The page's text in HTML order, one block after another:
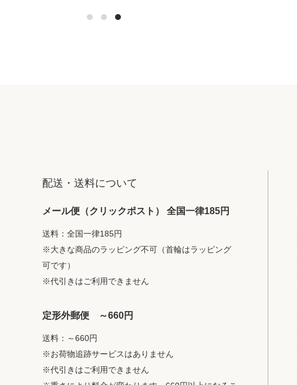
配送・送料について
メール便（クリックポスト） 全国一律185円
送料：全国一律185円
※大きな商品のラッピング不可（首輪はラッピング
可です）
※代引きはご利用できません
定形外郵便 ～660円
送料：～660円
※お荷物追跡サービスはありません
※代引きはご利用できません